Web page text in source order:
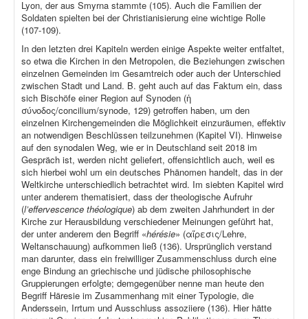
Lyon, der aus Smyrna stammte (105). Auch die Familien der
Soldaten spielten bei der Christianisierung eine wichtige Rolle
(107-109).
In den letzten drei Kapiteln werden einige Aspekte weiter entfaltet,
so etwa die Kirchen in den Metropolen, die Beziehungen zwischen
einzelnen Gemeinden im Gesamtreich oder auch der Unterschied
zwischen Stadt und Land. B. geht auch auf das Faktum ein, dass
sich Bischöfe einer Region auf Synoden (ἡ
σύνοδος/concilium/synode, 129) getroffen haben, um den
einzelnen Kirchengemeinden die Möglichkeit einzuräumen, effektiv
an notwendigen Beschlüssen teilzunehmen (Kapitel VI). Hinweise
auf den synodalen Weg, wie er in Deutschland seit 2018 im
Gespräch ist, werden nicht geliefert, offensichtlich auch, weil es
sich hierbei wohl um ein deutsches Phänomen handelt, das in der
Weltkirche unterschiedlich betrachtet wird. Im siebten Kapitel wird
unter anderem thematisiert, dass der theologische Aufruhr
(l’effervescence théologique) ab dem zweiten Jahrhundert in der
Kirche zur Herausbildung verschiedener Meinungen geführt hat,
der unter anderem den Begriff «hérésie» (αἵρεσις/Lehre,
Weltanschauung) aufkommen ließ (136). Ursprünglich verstand
man darunter, dass ein freiwilliger Zusammenschluss durch eine
enge Bindung an griechische und jüdische philosophische
Gruppierungen erfolgte; demgegenüber nenne man heute den
Begriff Häresie im Zusammenhang mit einer Typologie, die
Anderssein, Irrtum und Ausschluss assoziiere (136). Hier hätte